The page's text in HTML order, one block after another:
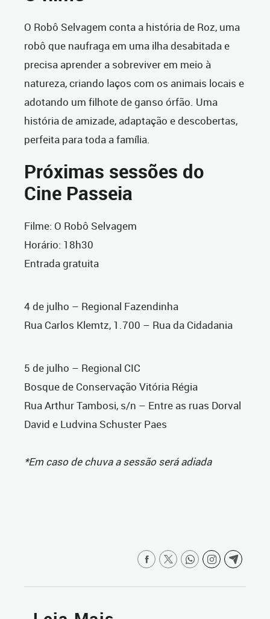
O Robô Selvagem conta a história de Roz, uma
robô que naufraga em uma ilha desabitada e
precisa aprender a sobreviver em meio à
natureza, criando laços com os animais locais e
adotando um filhote de ganso órfão. Uma
história de amizade, adaptação e descobertas,
perfeita para toda a família.
Próximas sessões do
Cine Passeia
Filme: O Robô Selvagem
Horário: 18h30
Entrada gratuita
4 de julho – Regional Fazendinha
Rua Carlos Klemtz, 1.700 – Rua da Cidadania
5 de julho – Regional CIC
Bosque de Conservação Vitória Régia
Rua Arthur Tambosi, s/n – Entre as ruas Dorval
David e Ludvina Schuster Paes
*Em caso de chuva a sessão será adiada